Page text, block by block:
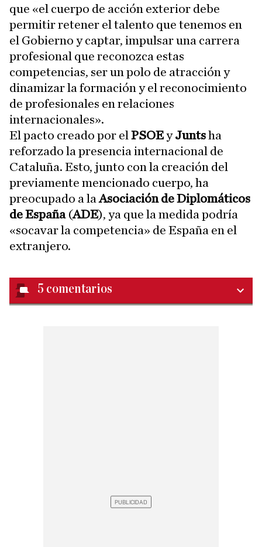
que «el cuerpo de acción exterior debe
permitir retener el talento que tenemos en
el Gobierno y captar, impulsar una carrera
profesional que reconozca estas
competencias, ser un polo de atracción y
dinamizar la formación y el reconocimiento
de profesionales en relaciones
internacionales».
El pacto creado por el PSOEyJuntsha
reforzado la presencia internacional de
Cataluña. Esto, junto con la creación del
previamente mencionado cuerpo, ha
preocupado a laAsociación de Diplomáticos
de España(ADE), ya que la medida podría
«socavar la competencia» de España en el
extranjero.
5 comentarios